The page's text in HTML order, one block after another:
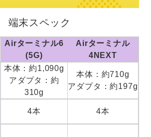
端末スペック
Airターミナル6
(5G)
Airターミナル
4NEXT
本体：約1,090g
アダプタ：約
310g
本体：約710g
アダプタ：約197g
4本 4本